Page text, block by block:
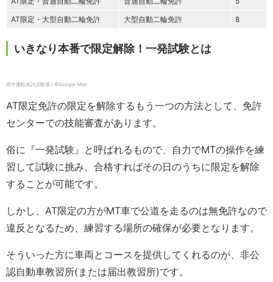
AT限定・大型自動二輪免許
大型自動二輪免許 8
いきなり本番で限定解除！一発試験とは
府中運転免許試験場 / ©Google Map
AT限定免許の限定を解除するもう一つの方法として、免許
センターでの技能審査があります。
俗に『一発試験』と呼ばれるもので、自力でMTの操作を練
習して試験に挑み、合格すればその日のうちに限定を解除
することが可能です。
しかし、AT限定の方がMT車で公道を走るのは無免許なので
違反となるため、練習する場所の確保が必要となります。
そういった方に車両とコースを提供してくれるのが、非公
認自動車教習所(または届出教習所)です。